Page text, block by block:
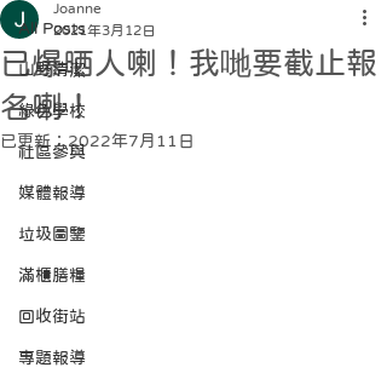
All Posts
山野清潔
綠色學校
社區參與
媒體報導
垃圾圖鑒
滿櫃膳糧
回收街站
專題報導
已爆晒人喇！我哋要截止報
名喇！
Joanne
2021年3月12日
已更新： 2022年7月11日